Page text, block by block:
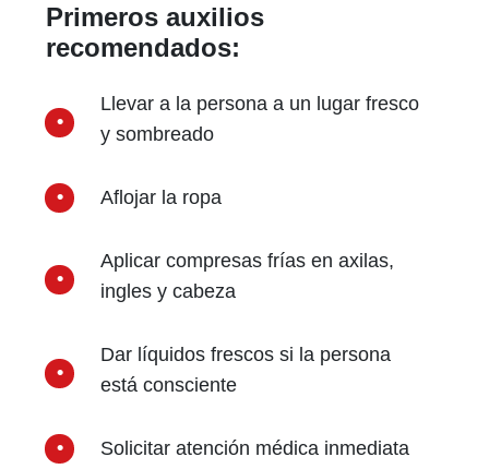
Primeros auxilios
recomendados:
Llevar a la persona a un lugar fresco
y sombreado
Aflojar la ropa
Aplicar compresas frías en axilas,
ingles y cabeza
Dar líquidos frescos si la persona
está consciente
Solicitar atención médica inmediata